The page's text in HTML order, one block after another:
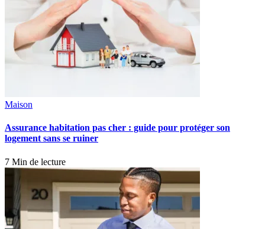
Maison
Assurance habitation pas cher : guide pour protéger son
logement sans se ruiner
7 Min de lecture